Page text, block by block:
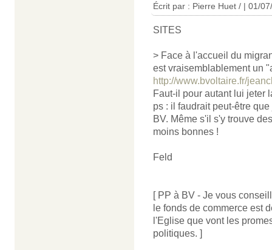
Écrit par : Pierre Huet / | 01/
SITES
> Face à l'accueil du
est vraisemblablement un
http://www.bvoltaire.fr/
Faut-il pour autant lui jeter
ps : il faudrait peut-être
BV. Même s'il s'y trouve
moins bonnes !
Feld
[ PP à BV - Je vous
le fonds de commerce est
l'Eglise que vont les
politiques. ]